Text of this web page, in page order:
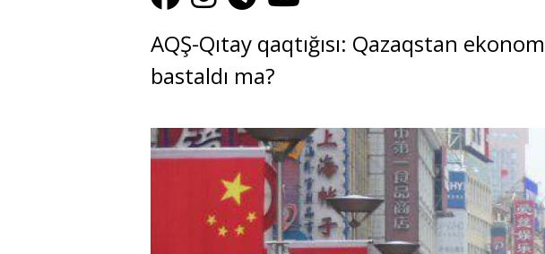
AQŞ-Qıtay qaqtığısı: Qazaqstan
bastaldı ma?